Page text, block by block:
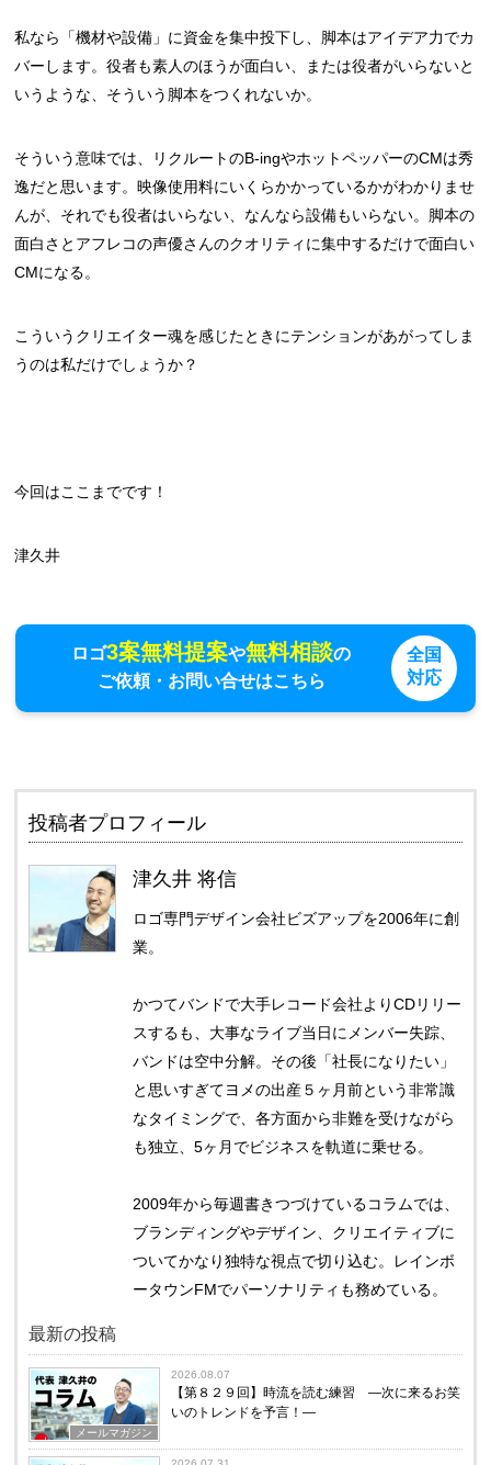
私なら「機材や設備」に資金を集中投下し、脚本はアイデア力でカ
バーします。役者も素人のほうが面白い、または役者がいらないと
いうような、そういう脚本をつくれないか。
そういう意味では、リクルートのB-ingやホットペッパーのCMは秀
逸だと思います。映像使用料にいくらかかっているかがわかりませ
んが、それでも役者はいらない、なんなら設備もいらない。脚本の
面白さとアフレコの声優さんのクオリティに集中するだけで面白い
CMになる。
こういうクリエイター魂を感じたときにテンションがあがってしま
うのは私だけでしょうか？
今回はここまでです！
津久井
ロゴ3案無料提案や無料相談の
ご依頼・お問い合せはこちら
全国
対応
投稿者プロフィール
津久井 将信
ロゴ専門デザイン会社ビズアップを2006年に創
業。
かつてバンドで大手レコード会社よりCDリリー
スするも、大事なライブ当日にメンバー失踪、
バンドは空中分解。その後「社長になりたい」
と思いすぎてヨメの出産５ヶ月前という非常識
なタイミングで、各方面から非難を受けながら
も独立、5ヶ月でビジネスを軌道に乗せる。
2009年から毎週書きつづけているコラムでは、
ブランディングやデザイン、クリエイティブに
ついてかなり独特な視点で切り込む。レインボ
ータウンFMでパーソナリティも務めている。
最新の投稿
メールマガジン
2026.08.07
【第８２９回】時流を読む練習 ―次に来るお笑
いのトレンドを予言！―